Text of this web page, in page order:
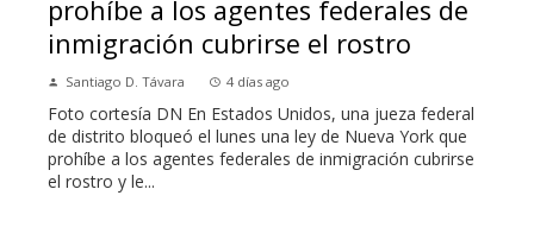
prohíbe a los agentes federales de
inmigración cubrirse el rostro
Santiago D. Távara 4 días ago
Foto cortesía DN En Estados Unidos, una jueza federal
de distrito bloqueó el lunes una ley de Nueva York que
prohíbe a los agentes federales de inmigración cubrirse
el rostro y le...